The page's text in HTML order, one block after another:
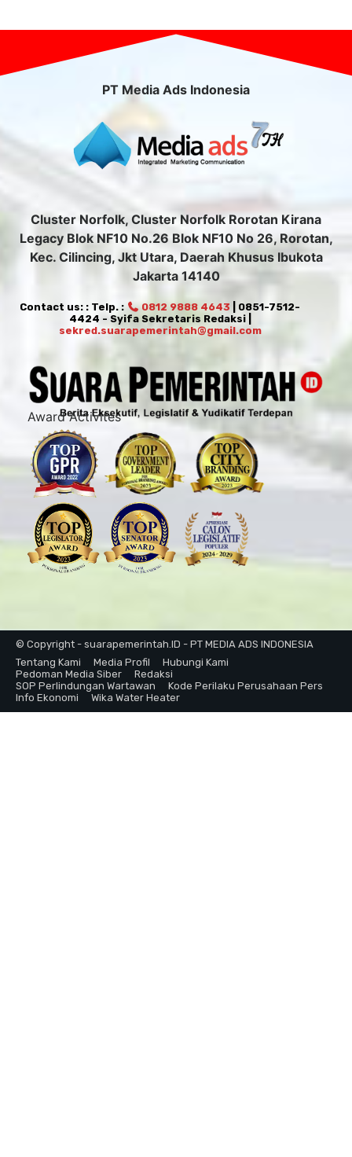
PT Media Ads Indonesia
Cluster Norfolk, Cluster Norfolk Rorotan Kirana
Legacy Blok NF10 No.26 Blok NF10 No 26, Rorotan,
Kec. Cilincing, Jkt Utara, Daerah Khusus Ibukota
Jakarta 14140
Contact us: : Telp. : 0812 9888 4643 | 0851-7512-
4424 - Syifa Sekretaris Redaksi |
sekred.suarapemerintah@gmail.com
Award Activites
© Copyright - suarapemerintah.ID - PT MEDIA ADS INDONESIA
Tentang Kami
Media Profil
Hubungi Kami
Pedoman Media Siber
Redaksi
SOP Perlindungan Wartawan
Kode Perilaku Perusahaan Pers
Info Ekonomi
Wika Water Heater